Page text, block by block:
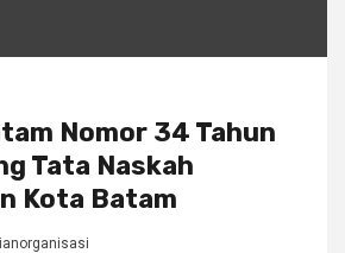
Nomor 34 Tahun
Tata Naskah
Kota Batam